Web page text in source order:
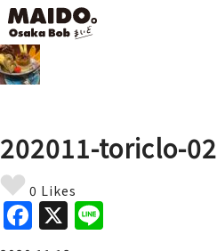
202011-toriclo-02
0 Likes
F X